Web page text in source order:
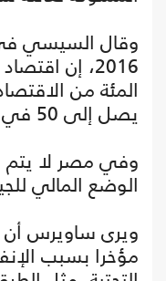
وقال السيسي في
المئة من
يصل إلى 50 في المئة".
وفي مصر لا يتم
الوضع المالي
ويرى ساويرس أن
مؤخرا بسبب